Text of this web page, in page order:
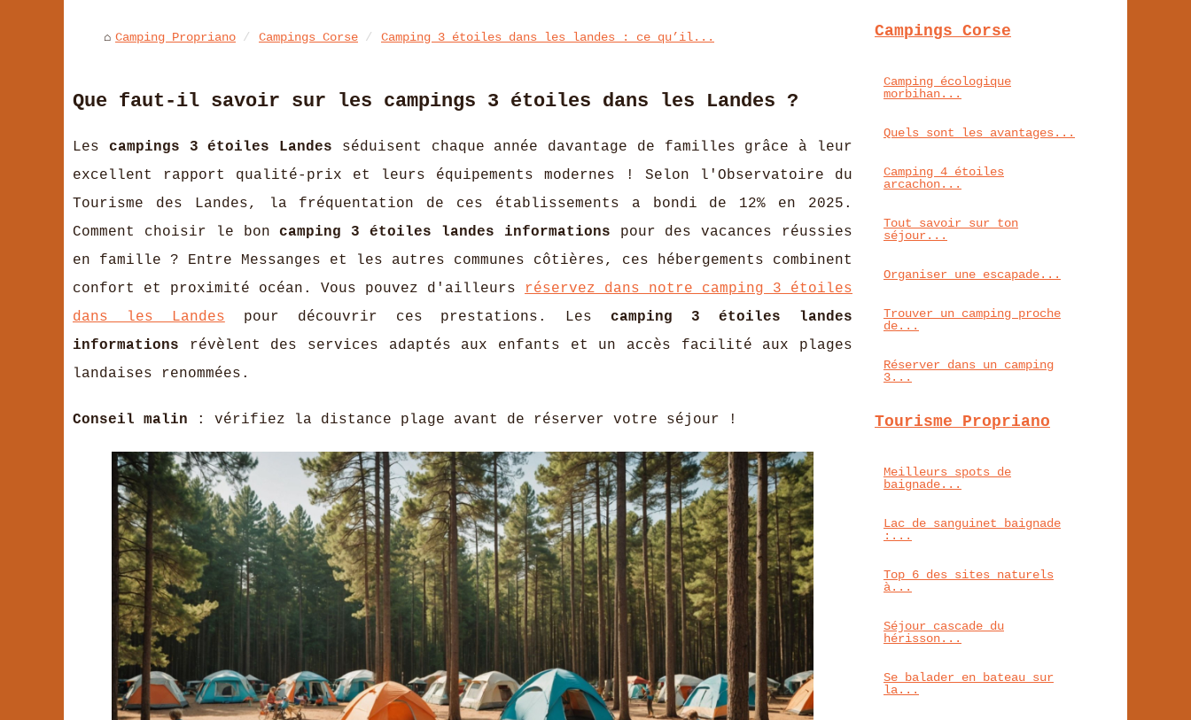
Camping Propriano Campings Corse Camping 3 étoiles dans les landes : ce qu’il...
Que faut-il savoir sur les campings 3 étoiles dans les Landes ?
Les campings 3 étoiles Landes séduisent chaque année davantage de familles grâce à leur
excellent rapport qualité-prix et leurs équipements modernes ! Selon l'Observatoire du
Tourisme des Landes, la fréquentation de ces établissements a bondi de 12% en 2025.
Comment choisir le boncamping 3 étoiles landes informations pour des vacances réussies
en famille ? Entre Messanges et les autres communes côtières, ces hébergements combinent
confort et proximité océan. Vous pouvez d'ailleurs
réservez dans notre camping 3 étoiles
dans les Landes pour découvrir ces prestations. Lescamping 3 étoiles landes
informations révèlent des services adaptés aux enfants et un accès facilité aux plages
landaises renommées.
Conseil malin : vérifiez la distance plage avant de réserver votre séjour !
Campings Corse
Camping écologique
morbihan...
Quels sont les avantages...
Camping 4 étoiles
arcachon...
Tout savoir sur ton
séjour...
Organiser une escapade...
Trouver un camping proche
de...
Réserver dans un camping
3...
Tourisme Propriano
Meilleurs spots de
baignade...
Lac de sanguinet baignade
:...
Top 6 des sites naturels
à...
Séjour cascade du
hérisson...
Se balader en bateau sur
la...